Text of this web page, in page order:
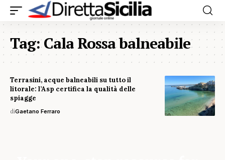
Tag:Cala Rossa balneabile
Terrasini, acque balneabili su tutto il
litorale: l’Asp certifica la qualità delle
spiagge
diGaetano Ferraro